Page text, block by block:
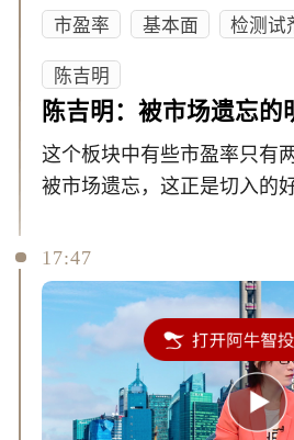
市盈率 基本面 检测试
陈吉明
陈吉明：被市场遗忘的
这个板块中有些市盈率只有
被市场遗忘，这正是切入的
17:47